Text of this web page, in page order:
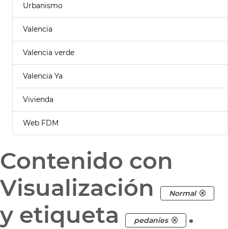
Urbanismo
Valencia
Valencia verde
Valencia Ya
Vivienda
Web FDM
Contenido con
Visualización
Normal
y etiqueta pedanies .